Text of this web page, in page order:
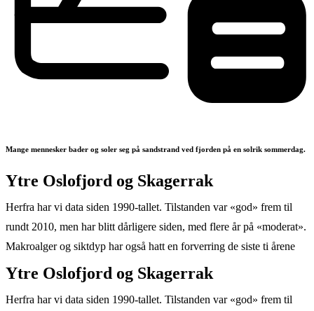
Mange mennesker bader og soler seg på sandstrand ved fjorden på en solrik sommerdag.
Ytre Oslofjord og Skagerrak
Herfra har vi data siden 1990-tallet. Tilstanden var «god» frem til
rundt 2010, men har blitt dårligere siden, med flere år på «moderat».
Makroalger og siktdyp har også hatt en forverring de siste ti årene
Ytre Oslofjord og Skagerrak
Herfra har vi data siden 1990-tallet. Tilstanden var «god» frem til